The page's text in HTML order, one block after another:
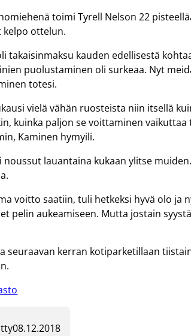
toimi Tyrell Nelson 22
kelpo ottelun.
takaisinmaksu kauden edellisestä
puolustaminen oli surkeaa. Nyt
totesi.
vielä vähän ruosteista niin itsellä
kuinka paljon se voittaminen
Kaminen hymyili.
noussut lauantaina kukaan ylitse
voitto saatiin, tuli hetkeksi hyvä olo ja
pelin aukeamiseen. Mutta jostain
seuraavan kerran kotiparketillaan
08.12.2018